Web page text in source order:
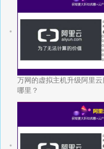
万网的虚拟主机升级阿里
哪里？